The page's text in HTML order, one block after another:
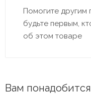
Помогите другим
будьте первым,
об этом товаре
Вам понадобится